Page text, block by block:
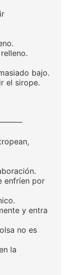
bajo.
el sirope.
enfríen por
y entra
no es
la